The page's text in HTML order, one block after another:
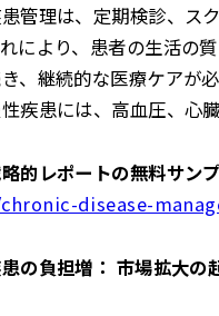
管理は、定期検診、ス
により、患者の生活の
、継続的な医療ケアが
疾患には、高血圧、心
的レポートの無料サン
disease-
の負担増： 市場拡大の